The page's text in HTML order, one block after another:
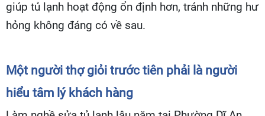
giúp tủ lạnh hoạt động ổn định hơn, tránh những hư
hỏng không đáng có về sau.
Một người thợ giỏi trước tiên phải là người
hiểu tâm lý khách hàng